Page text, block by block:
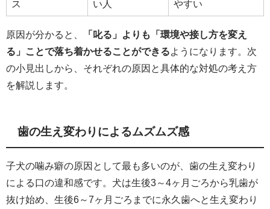
ス
い人
やすい
原因が分かると、
「叱る」よりも「環境や接し方を変え
る」ことで落ち着かせることができる ようになります。次
の小見出しから、それぞれの原因と具体的な対処の考え方
を解説します。
歯の生え変わりによるムズムズ感
子犬の噛み癖の原因として最も多いのが、歯の生え変わり
による口の違和感です。犬は生後3～4ヶ月ごろから乳歯が
抜け始め、生後6～7ヶ月ごろまでに永久歯へと生え変わり